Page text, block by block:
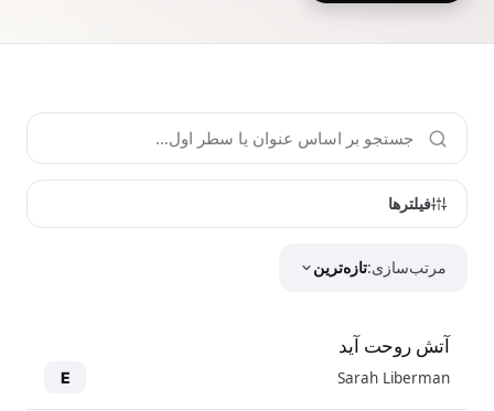
فیلترها
مرتب‌سازی:تازه‌ترین
آتش روحت آید
Sarah Liberman
E